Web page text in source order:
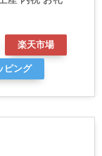
楽天市場
ピング